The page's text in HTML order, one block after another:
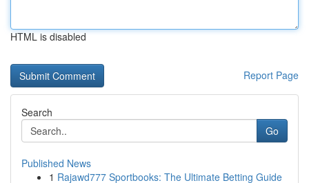
HTML is disabled
Report Page
Search
Go
Published News
1 Rajawd777 Sportbooks: The Ultimate Betting Guide